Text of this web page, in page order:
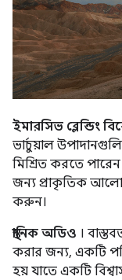
ইমারসিভ ব্লেন্ডিং
ভার্চুয়াল
মিশ্রিত করতে
জন্য প্রাকৃতিক আলো
করুন।
স্থানিক অডিও ।
করার জন্য, একটি
হয় যাতে একটি